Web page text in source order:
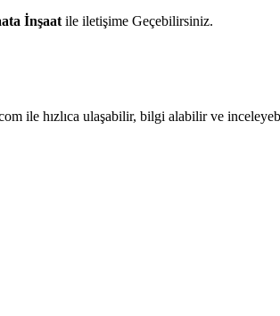
İnşaat ile iletişime Geçebilirsiniz.
ile hızlıca ulaşabilir, bilgi alabilir ve